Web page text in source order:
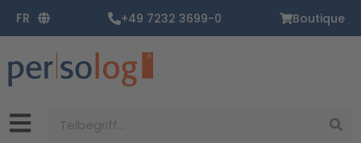
contenu
FR +49 7232 3699-0 Boutique